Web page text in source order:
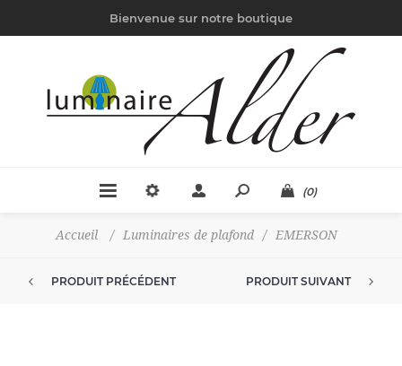
Bienvenue sur notre boutique
(0)
Accueil / Luminaires de plafond / EMERSON
PRODUIT PRÉCÉDENT PRODUIT SUIVANT